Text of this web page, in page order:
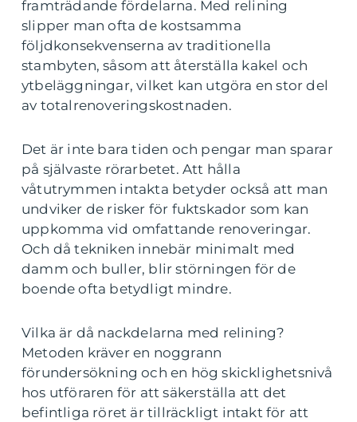
framträdande fördelarna. Med relining
slipper man ofta de kostsamma
följdkonsekvenserna av traditionella
stambyten, såsom att återställa kakel och
ytbeläggningar, vilket kan utgöra en stor del
av totalrenoveringskostnaden.
Det är inte bara tiden och pengar man sparar
på självaste rörarbetet. Att hålla
våtutrymmen intakta betyder också att man
undviker de risker för fuktskador som kan
uppkomma vid omfattande renoveringar.
Och då tekniken innebär minimalt med
damm och buller, blir störningen för de
boende ofta betydligt mindre.
Vilka är då nackdelarna med relining?
Metoden kräver en noggrann
förundersökning och en hög skicklighetsnivå
hos utföraren för att säkerställa att det
befintliga röret är tillräckligt intakt för att